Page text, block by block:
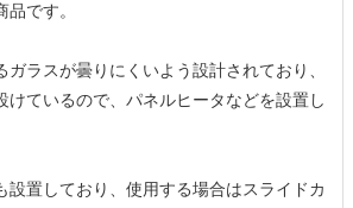
です。
ガラスが曇りにくいよう設計されており、
けているので、パネルヒータなどを設置し
設置しており、使用する場合はスライドカ